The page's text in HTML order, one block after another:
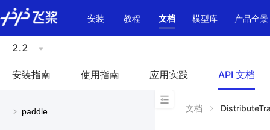
\u200E
安装
教程 文档 模型库 产品全景
2.2
安装指南 使用指南 应用实践 API 文档
paddle 文档